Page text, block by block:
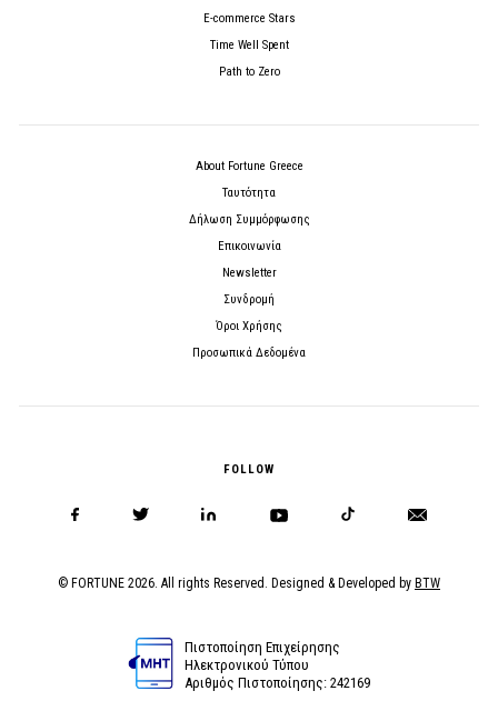
E-commerce Stars
Time Well Spent
Path to Zero
About Fortune Greece
Ταυτότητα
Δήλωση Συμμόρφωσης
Επικοινωνία
Newsletter
Συνδρομή
Όροι Χρήσης
Προσωπικά Δεδομένα
FOLLOW
© FORTUNE 2026. All rights Reserved. Designed & Developed by BTW
Πιστοποίηση Επιχείρησης
Ηλεκτρονικού Τύπου
Αριθμός Πιστοποίησης: 242169